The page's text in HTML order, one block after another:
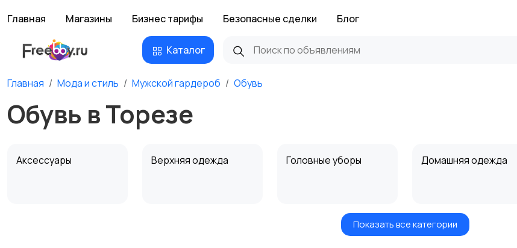
Главная Магазины Бизнес тарифы Безопасные сделки Блог
Каталог
Главная Мода и стиль Мужской гардероб Обувь
Обувь в Торезе
Аксессуары Верхняя одежда Головные уборы Домашняя одежда
Свитеры и толстовки
Показать все категории